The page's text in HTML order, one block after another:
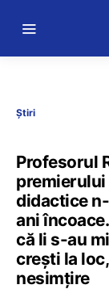
Știri
Profesorul
premierului
didactice
ani
că li s-au
crești la
nesimțire